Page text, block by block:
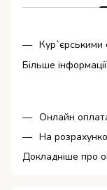
Більше
Онлайн
На
Докладніше про